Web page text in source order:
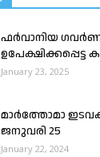
ഫർവാനിയ
January 23, 2025
മാർത്തോമാ
ജനുവരി 25
January 22, 2024